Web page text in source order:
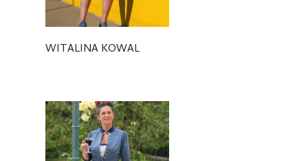
WITALINA KOWAL